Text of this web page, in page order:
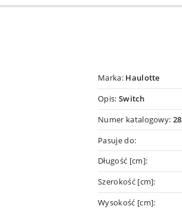
Marka: Haulotte
Opis: Switch
Numer katalogowy:
Pasuje do:
Długość [cm]:
Szerokość [cm]:
Wysokość [cm]: